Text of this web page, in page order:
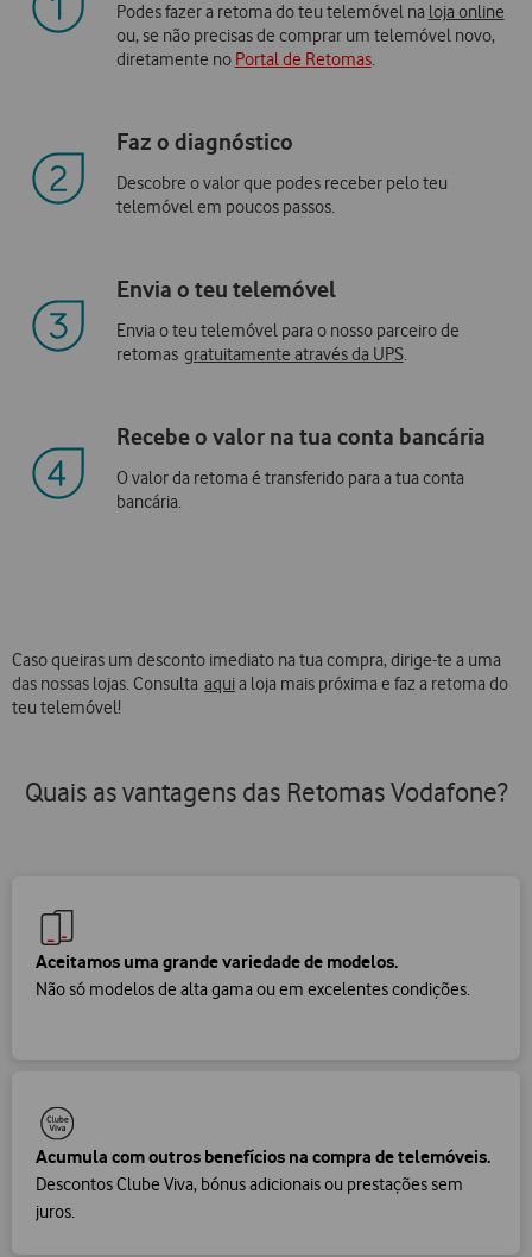
Podes fazer a retoma do teu telemóvel na loja online
ou, se não precisas de comprar um telemóvel novo,
diretamente no Portal de Retomas.
Faz o diagnóstico
Descobre o valor que podes receber pelo teu
telemóvel em poucos passos.
Envia o teu telemóvel
Envia o teu telemóvel para o nosso parceiro de
retomas gratuitamente através da UPS.
Recebe o valor na tua conta bancária
O valor da retoma é transferido para a tua conta
bancária.
Caso queiras um desconto imediato na tua compra, dirige-te a uma
das nossas lojas. Consulta aquia loja mais próxima e faz a retoma do
teu telemóvel!
Quais as vantagens das Retomas Vodafone?
Aceitamos uma grande variedade de modelos.
Não só modelos de alta gama ou em excelentes condições.
Acumula com outros benefícios na compra de telemóveis.
Descontos Clube Viva, bónus adicionais ou prestações sem
juros.